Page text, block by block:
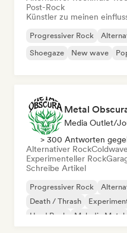
Post-Rock
Künstler zu meinen
Progressiver Rock
Shoegaze
New wave
Metal
Media Outlet/
> 300 Antworten
Alternativer RockColdwave
Experimenteller Rock
Schreibe Artikel
Progressiver Rock
Death / Thrash
Hard Rock
Melodic Metal